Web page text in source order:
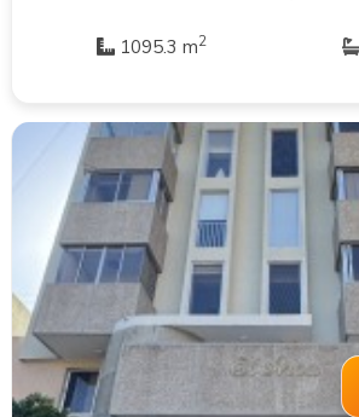
1095.3 m2
VER INMUEBLE